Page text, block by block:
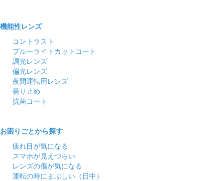
機能性レンズ
コントラスト
ブルーライトカットコート
調光レンズ
偏光レンズ
夜間運転用レンズ
曇り止め
抗菌コート
お困りごとから探す
疲れ目が気になる
スマホが見えづらい
レンズの傷が気になる
運転の時にまぶしい（日中）